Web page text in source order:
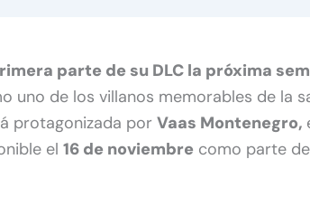
parte de su DLC la próxima
uno de los villanos memorables de la
protagonizada por Vaas Montenegro,
el 16 de noviembre como parte